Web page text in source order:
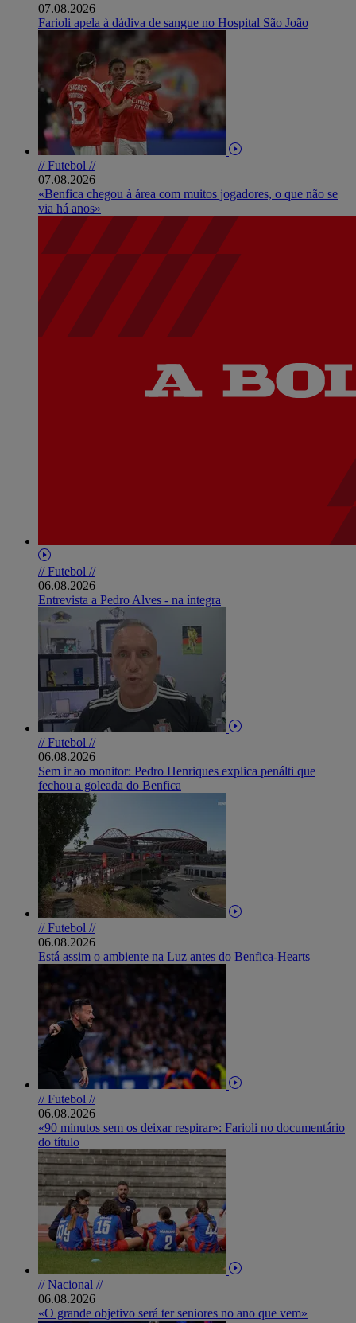
07.08.2026
Farioli apela à dádiva de sangue no Hospital São João
// Futebol //
07.08.2026
«Benfica chegou à área com muitos jogadores, o que não se
via há anos»
// Futebol //
06.08.2026
Entrevista a Pedro Alves - na íntegra
// Futebol //
06.08.2026
Sem ir ao monitor: Pedro Henriques explica penálti que
fechou a goleada do Benfica
// Futebol //
06.08.2026
Está assim o ambiente na Luz antes do Benfica-Hearts
// Futebol //
06.08.2026
«90 minutos sem os deixar respirar»: Farioli no documentário
do título
// Nacional //
06.08.2026
«O grande objetivo será ter seniores no ano que vem»